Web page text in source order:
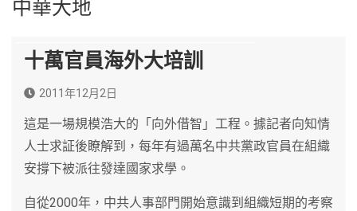
中華大地
十萬官員海外大培訓
2011年12月2日
這是一場規模浩大的「向外借智」工程。據記者向知情
人士求証後瞭解到，每年有過萬名中共黨政官員在組織
安撐下被派往發達國家求學。
自從2000年，中共人事部門開始意識到組織短期的考察